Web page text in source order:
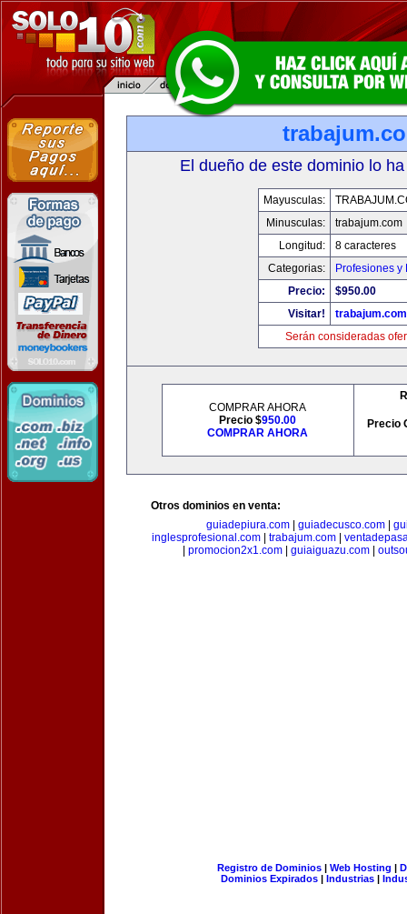
El dueño de este dominio lo
Mayusculas:
Minusculas:
trabajum.com
Longitud:
8 caracteres
Categorias:
Profesiones y
Precio:
$950.00
Visitar!
trabajum.com
Serán consideradas
COMPRAR AHORA
Precio $950.00
COMPRAR AHORA
Precio
Otros dominios en venta:
guiadepiura.com| guiadecusco.com|
inglesprofesional.com| trabajum.com|
promocion2x1.com guiaiguazu.com
Registro de Dominios| Web Hosting |
Dominios Expirados | Industrias |